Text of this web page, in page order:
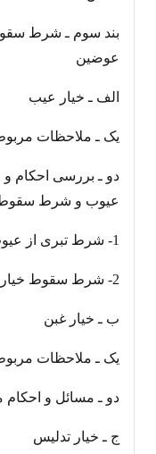
بند سوم ـ شرط
عوضین
الف ـ خیار عیب
یک ـ ملاحظات
دو ـ بررسی احکام
عیوب و شرط سقوط
1- شرط تبری از عیوب
2- شرط سقوط خیار عیب
ب ـ خیار غبن
یک ـ ملاحظات
دو ـ مسائل و
ج ـ خیار تدلیس